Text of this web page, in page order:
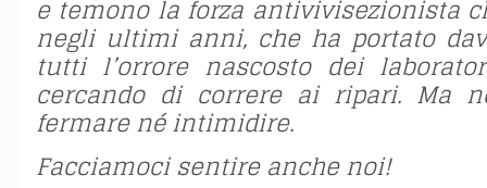
e temono la forza antivivisezionista
negli ultimi anni, che ha portato
tutti l’orrore nascosto dei
cercando di correre ai ripari. Ma
fermare né intimidire.
Facciamoci sentire anche noi!